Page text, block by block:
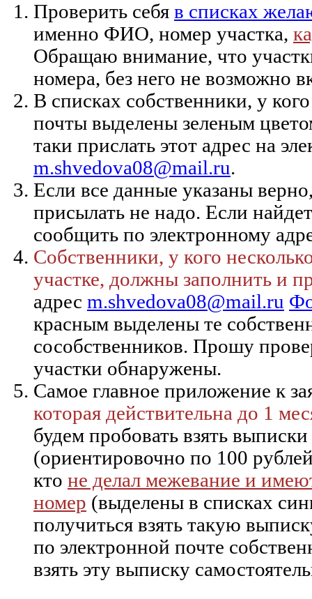
Проверить себя в списках
именно ФИО, номер участка,
Обращаю внимание, что
номера, без него не возможно
В списках собственники, у
почты выделены зеленым
таки прислать этот адрес на
m.shvedova08@mail.ru.
Если все данные указаны
присылать не надо. Если
сообщить по электронному
Собственники, у кого
участке, должны заполнить и
адрес m.shvedova08@mail.ru
красным выделены те
сособственников. Прошу
участки обнаружены.
Самое главное приложение к
которая действительна до 1
будем пробовать взять
(ориентировочно по 100
кто не делал межевание и
номер (выделены в списках
получиться взять такую
по электронной почте
взять эту выписку